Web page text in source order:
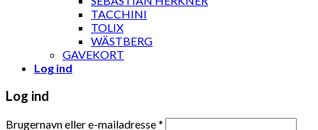
TACCHINI
TOLIX
WÄSTBERG
GAVEKORT
Log ind
Log ind
Brugernavn eller e-mailadresse*